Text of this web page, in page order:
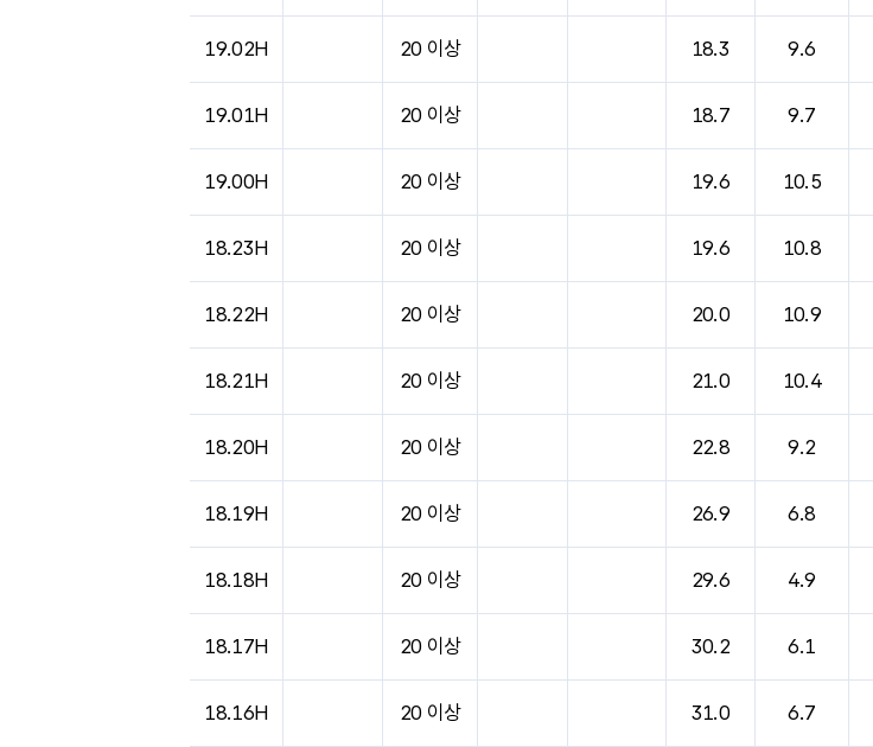
19.02H 20 이상 18.3 9.6
19.01H 20 이상 18.7 9.7
19.00H 20 이상 19.6 10.5
18.23H 20 이상 19.6 10.8
18.22H 20 이상 20.0 10.9
18.21H 20 이상 21.0 10.4
18.20H 20 이상 22.8 9.2
18.19H 20 이상 26.9 6.8
18.18H 20 이상 29.6 4.9
18.17H 20 이상 30.2 6.1
18.16H 20 이상 31.0 6.7